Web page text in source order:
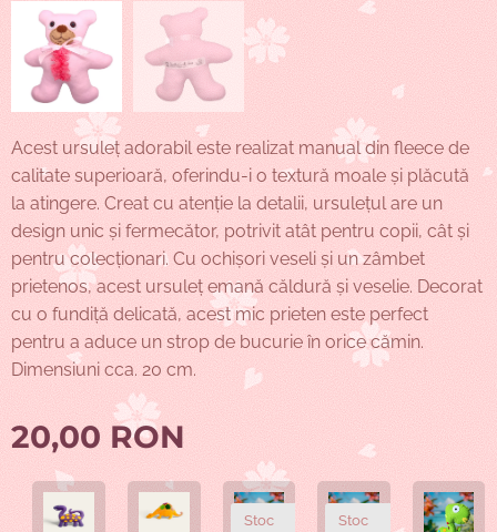
Acest ursuleț adorabil este realizat manual din fleece de
calitate superioară, oferindu-i o textură moale și plăcută
la atingere. Creat cu atenție la detalii, ursulețul are un
design unic și fermecător, potrivit atât pentru copii, cât și
pentru colecționari. Cu ochișori veseli și un zâmbet
prietenos, acest ursuleț emană căldură și veselie. Decorat
cu o fundiță delicată, acest mic prieten este perfect
pentru a aduce un strop de bucurie în orice cămin.
Dimensiuni cca. 20 cm.
20,00 RON
Stoc
Stoc